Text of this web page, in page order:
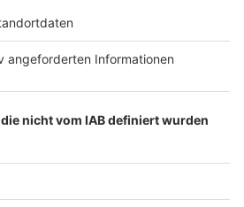
so die Forderung der
dem Abbau von Bürokratie,
Energie und wenn
Politik gemacht werde.